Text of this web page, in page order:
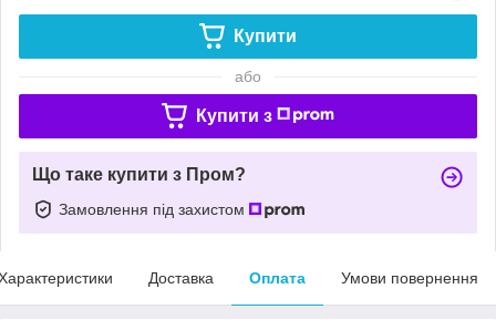
Купити
або
Купити з
Що таке купити з Пром?
Замовлення під захистом
Доставка Оплата Умови повернення